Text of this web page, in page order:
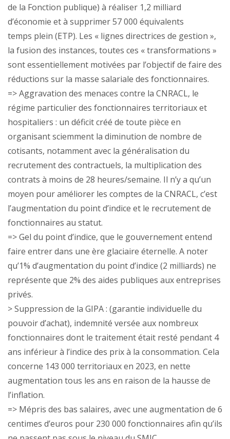
de la Fonction publique) à réaliser 1,2 milliard
d’économie et à supprimer 57 000 équivalents
temps plein (ETP). Les « lignes directrices de gestion »,
la fusion des instances, toutes ces « transformations »
sont essentiellement motivées par l’objectif de faire des
réductions sur la masse salariale des fonctionnaires.
=> Aggravation des menaces contre la CNRACL, le
régime particulier des fonctionnaires territoriaux et
hospitaliers : un déficit créé de toute pièce en
organisant sciemment la diminution de nombre de
cotisants, notamment avec la généralisation du
recrutement des contractuels, la multiplication des
contrats à moins de 28 heures/semaine. Il n’y a qu’un
moyen pour améliorer les comptes de la CNRACL, c’est
l’augmentation du point d’indice et le recrutement de
fonctionnaires au statut.
=> Gel du point d’indice, que le gouvernement entend
faire entrer dans une ère glaciaire éternelle. A noter
qu’1% d’augmentation du point d’indice (2 milliards) ne
représente que 2% des aides publiques aux entreprises
privés.
> Suppression de la GIPA : (garantie individuelle du
pouvoir d’achat), indemnité versée aux nombreux
fonctionnaires dont le traitement était resté pendant 4
ans inférieur à l’indice des prix à la consommation. Cela
concerne 143 000 territoriaux en 2023, en nette
augmentation tous les ans en raison de la hausse de
l’inflation.
=> Mépris des bas salaires, avec une augmentation de 6
centimes d’euros pour 230 000 fonctionnaires afin qu’ils